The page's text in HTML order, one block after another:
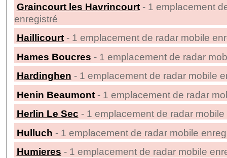
Graincourt les Havrincourt- 1 emplacement
enregistré
Haillicourt- 1 emplacement de radar mobile
Hames Boucres - 1 emplacement de radar
Hardinghen - 1 emplacement de radar mobile
Henin Beaumont- 1 emplacement de radar
Herlin Le Sec - 1 emplacement de radar
Hulluch - 1 emplacement de radar mobile
Humieres - 1 emplacement de radar mobile